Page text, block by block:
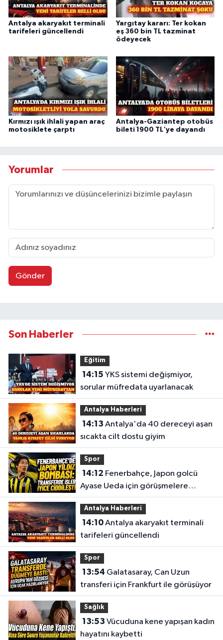
Antalya akaryakıt terminali
tarifeleri güncellendi
Yargıtay kararı: Ter kokan
eş 360 bin TL tazminat
ödeyecek
Kırmızı ışık ihlali yapan araç
motosiklete çarptı
Antalya-Gaziantep otobüs
bileti 1900 TL'ye dayandı
Yorumlar
Gönder
Son Haberler
Eğitim
14:15
sorular müfredata uyarlanacak
Antalya Haberleri
14:13
sıcakta cilt dostu giyim
Spor
14:12
Ayase Ueda için görüşmelere
başladı
Antalya Haberleri
14:10Antalya akaryakıt terminali
tarifeleri güncellendi
Spor
13:54
transferi için Frankfurt ile görüşüyor
Sağlık
13:53
hayatını kaybetti